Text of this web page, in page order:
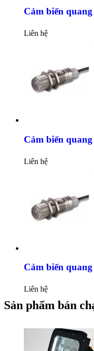
Cảm biến
Liên hệ
Cảm biến
Liên hệ
Cảm biến
Liên hệ
Sản phẩm bán